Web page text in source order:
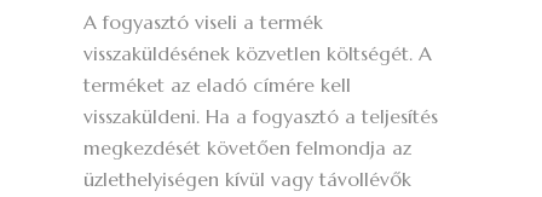
A fogyasztó viseli a termék
visszaküldésének közvetlen költségét. A
terméket az eladó címére kell
visszaküldeni. Ha a fogyasztó a teljesítés
megkezdését követően felmondja az
üzlethelyiségen kívül vagy távollévők